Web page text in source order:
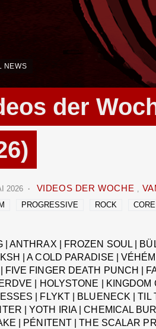
NEWS
der
2026 VIDEOS DER WOCHE
PROGRESSIVE ROCK CORE
| ANTHRAX | FROZEN SOUL |
| A COLD PARADISE |
FIVE FINGER DEATH PUNCH |
| HOLYSTONE | KINGDOM
| FLYKT | BLUENECK | TIL
| YOTH IRIA | CHEMICAL
| PÉNITENT | THE SCALAR